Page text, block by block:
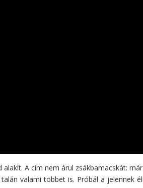
A cím nem árul zsákbamacskát:
valami többet is. Próbál a jelennek